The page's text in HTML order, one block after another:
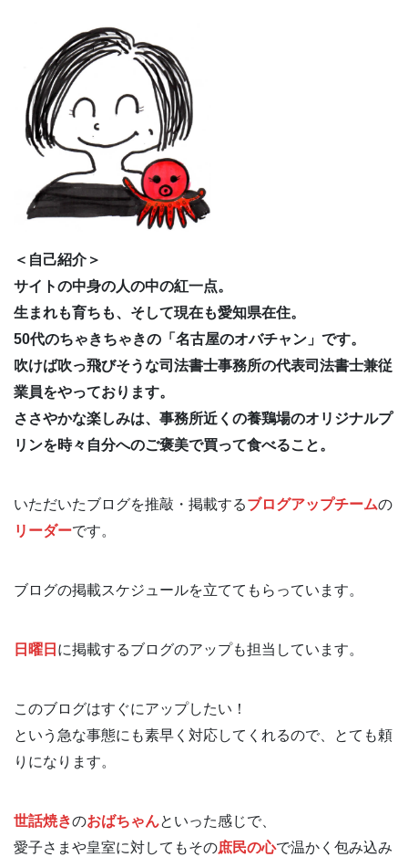
＜自己紹介＞
サイトの中身の人の中の紅一点。
生まれも育ちも、そして現在も愛知県在住。
50代のちゃきちゃきの「名古屋のオバチャン」です。
吹けば吹っ飛びそうな司法書士事務所の代表司法書士兼従
業員をやっております。
ささやかな楽しみは、事務所近くの養鶏場のオリジナルプ
リンを時々自分へのご褒美で買って食べること。
いただいたブログを推敲・掲載するブログアップチームの
リーダーです。
ブログの掲載スケジュールを立ててもらっています。
日曜日 に掲載するブログのアップも担当しています。
このブログはすぐにアップしたい！
という急な事態にも素早く対応してくれるので、とても頼
りになります。
世話焼きのおばちゃんといった感じで、
愛子さまや皇室に対してもその庶民の心で温かく包み込み